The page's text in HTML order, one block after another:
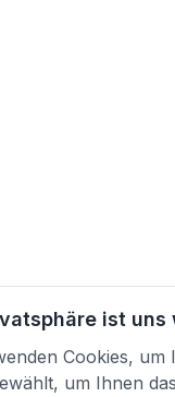
ist uns
Cookies,
um Ihnen